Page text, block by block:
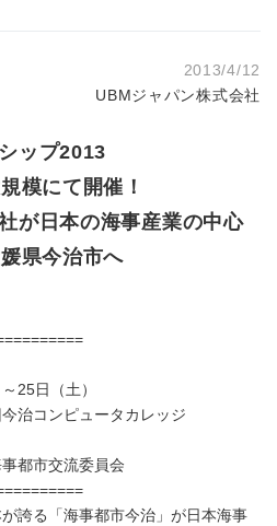
2013/4/12
UBMジャパン株式会社
ップ2013
模にて開催！
が日本の海事産業の中心
県今治市へ
25日（土）
治コンピュータカレッジ
都市交流委員会
誇る「海事都市今治」が日本海事